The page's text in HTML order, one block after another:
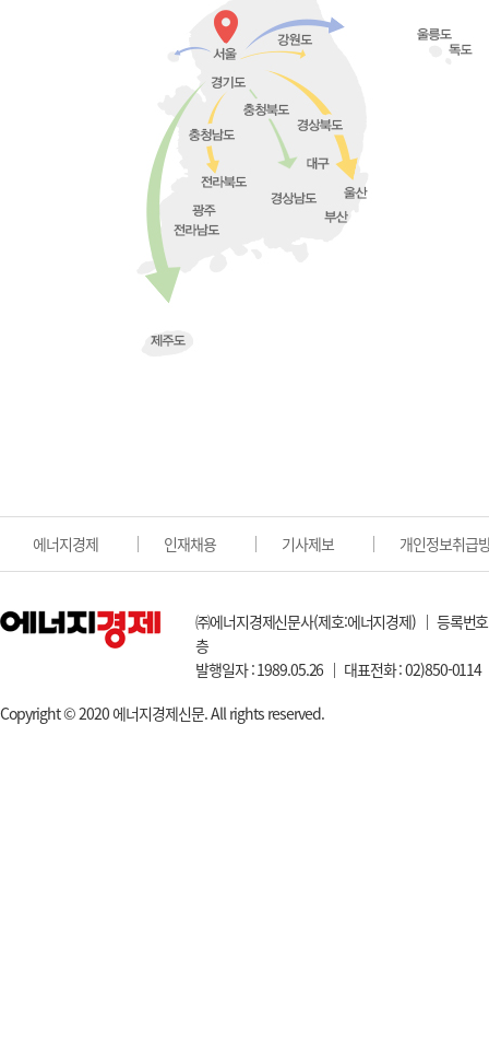
에너지경제 인재채용 기사제보 개인정보취급
㈜에너지경제신문사(제호:에너지경제) ｜ 등록번
층
발행일자 : 1989.05.26 ｜ 대표전화 : 02)850-
Copyright © 2020 에너지경제신문. All rights reserved.